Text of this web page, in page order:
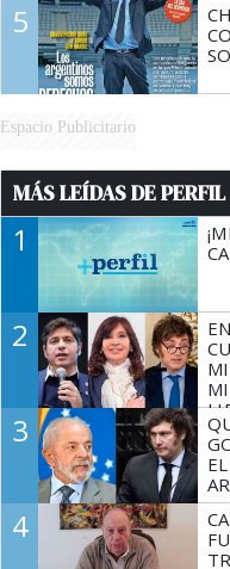
5
Espacio Publicitario
MÁS LEÍDAS DE PERFIL
1
2
3
4